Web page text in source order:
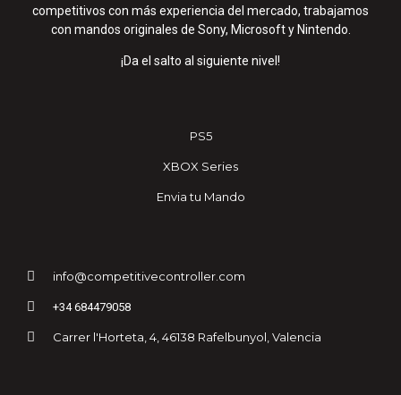
competitivos con más experiencia del mercado, trabajamos
con mandos originales de Sony, Microsoft y Nintendo.
¡Da el salto al siguiente nivel!
PS5
XBOX Series
Envia tu Mando
info@competitivecontroller.com
+34 684479058
Carrer l'Horteta, 4, 46138 Rafelbunyol, Valencia